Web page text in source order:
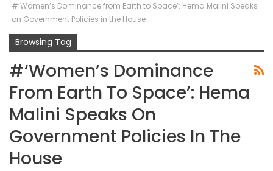
#‘Women’s Dominance from Earth to Space’: Hema Malini Speaks
on Government Policies in the House
Browsing Tag
#‘Women’s Dominance
From Earth To Space’: Hema
Malini Speaks On
Government Policies In The
House